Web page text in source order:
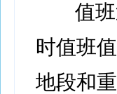
值
时值班
地段和